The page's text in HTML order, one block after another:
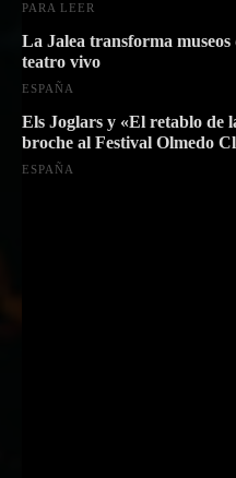
PARA LEER
La Jalea transforma
teatro vivo
ESPAÑA
Els Joglars y «El retablo de
broche al Festival Olmedo
ESPAÑA